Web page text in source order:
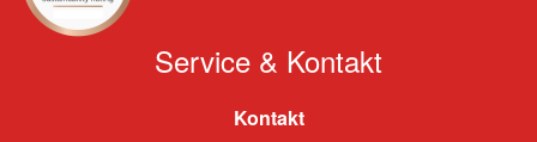
Service & Kontakt
Kontakt